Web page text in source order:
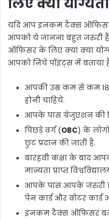
यदि आप इनकम टैक्स ऑफिसर
आपको ये जानना बहुत
ऑफिसर के लिए क्या क्या
आपको निचे पॉइंट्स में बताया
आपकी उम्र कम से कम
होनी चाहिये.
आपके पास ग्रेजुएशन की
पिछड़े वर्ग (OBC) के
छुट प्रदान की जाती है.
बारहवी कक्षा के बाद
मान्यता प्राप्त
आपके पास आपके जरुरी
पेन कार्ड और वोटर कार्ड
इनकम टैक्स ऑफिसर